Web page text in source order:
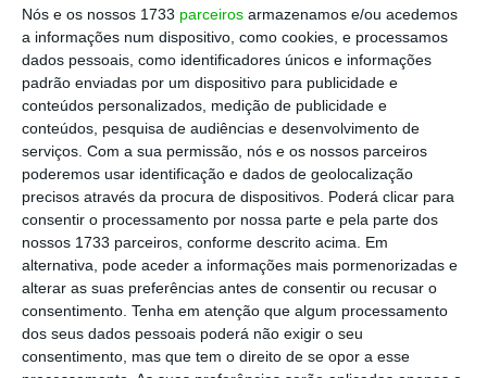
Nós e os nossos 1733 parceiros armazenamos e/ou acedemos
a informações num dispositivo, como cookies, e processamos
dados pessoais, como identificadores únicos e informações
padrão enviadas por um dispositivo para publicidade e
conteúdos personalizados, medição de publicidade e
conteúdos, pesquisa de audiências e desenvolvimento de
serviços. Com a sua permissão, nós e os nossos parceiros
poderemos usar identificação e dados de geolocalização
precisos através da procura de dispositivos. Poderá clicar para
consentir o processamento por nossa parte e pela parte dos
nossos 1733 parceiros, conforme descrito acima. Em
alternativa, pode aceder a informações mais pormenorizadas e
alterar as suas preferências antes de consentir ou recusar o
consentimento. Tenha em atenção que algum processamento
dos seus dados pessoais poderá não exigir o seu
consentimento, mas que tem o direito de se opor a esse
mais estratégico.
Esse papel foi plenamente assumido durante os
primeiros anos sob a presidência de Teodora
Cardoso. Economista com uma carreira longa e
prestigiada no Banco de Portugal, Teodora reunia
uma combinação rara de autoridade técnica,
independência intelectual e estatura moral. A sua
palavra tinha peso próprio e o CFP afirmou-se
então como uma instituição interventiva, com
pareceres diretos, alertas públicos frequentes e
presença regular no debate mediático. Essa